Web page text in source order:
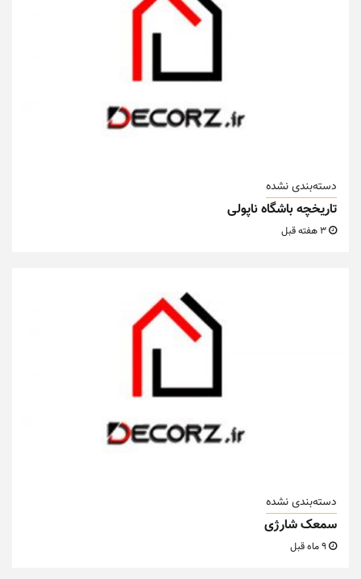
دسته‌بندی نشده
تاریخچه باشگاه ناپولی
دسته‌بندی نشده
سمعک شارژی